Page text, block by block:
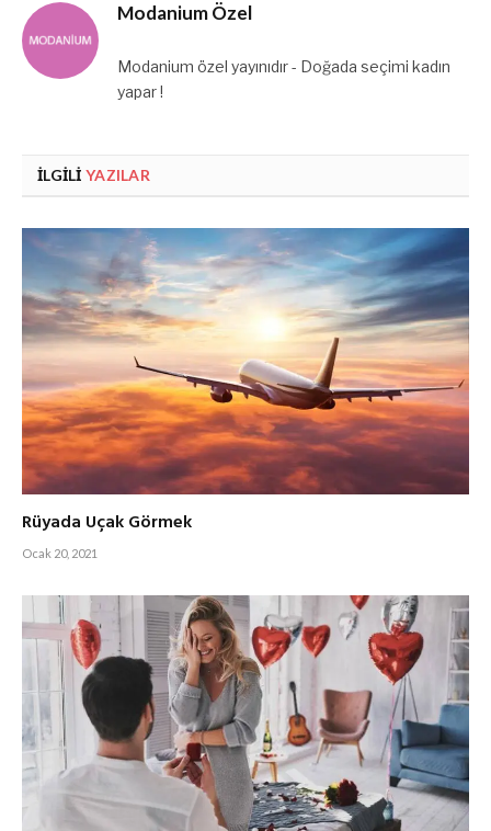
Modanium Özel
Modanium özel yayınıdır - Doğada seçimi kadın
yapar !
İLGILI YAZILAR
Rüyada Uçak Görmek
Ocak 20, 2021